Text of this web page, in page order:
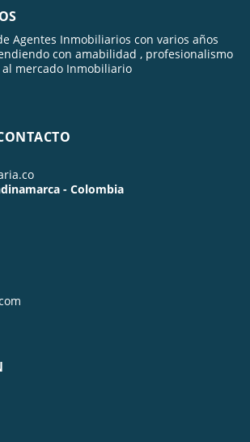
Agentes Inmobiliarios con varios años
con amabilidad , profesionalismo
mercado Inmobiliario
- Colombia